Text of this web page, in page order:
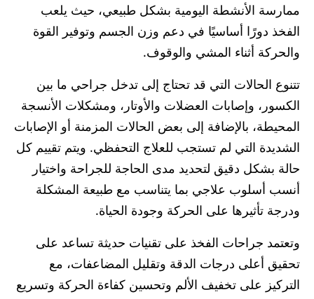
ممارسة الأنشطة اليومية بشكل طبيعي، حيث يلعب
الفخذ دورًا أساسيًا في دعم وزن الجسم وتوفير القوة
والحركة أثناء المشي والوقوف.
تتنوع الحالات التي قد تحتاج إلى تدخل جراحي ما بين
الكسور، وإصابات العضلات والأوتار، ومشكلات الأنسجة
المحيطة، بالإضافة إلى بعض الحالات المزمنة أو الإصابات
الشديدة التي لم تستجب للعلاج التحفظي. ويتم تقييم كل
حالة بشكل دقيق لتحديد مدى الحاجة للجراحة واختيار
أنسب أسلوب علاجي بما يتناسب مع طبيعة المشكلة
ودرجة تأثيرها على الحركة وجودة الحياة.
وتعتمد جراحات الفخذ على تقنيات حديثة تساعد على
تحقيق أعلى درجات الدقة وتقليل المضاعفات، مع
التركيز على تخفيف الألم وتحسين كفاءة الحركة وتسريع